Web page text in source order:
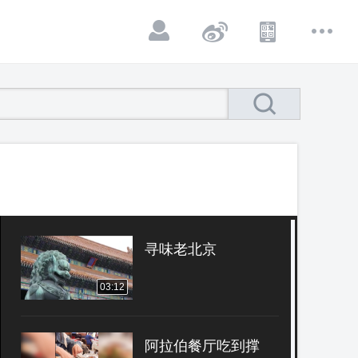
03:12
寻味老北京
阿拉伯餐厅吃到撑